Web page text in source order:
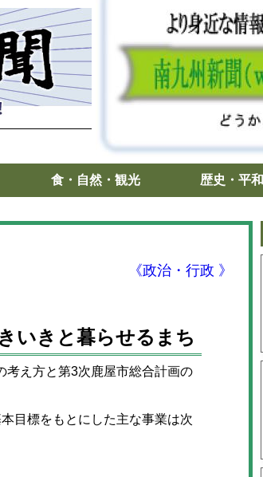
食・自然・観光 歴史・平和
《政治・行政 》
いきと暮らせるまち
え方と第3次鹿屋市総合計画の
目標をもとにした主な事業は次